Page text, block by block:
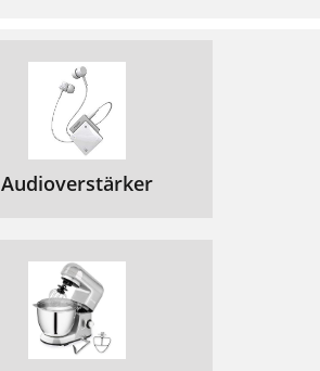
Audioverstärker